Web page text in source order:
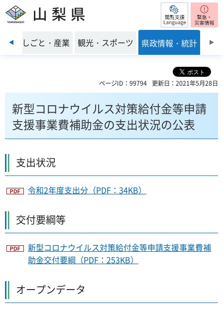
山梨県 閲覧支援
前のスライドを表示
境 しごと・産業 観光・スポーツ 県政情報・統計
ページID：99794 更新日：2021年5月28日
新型コロナウイルス対策給付金等申請
支援事業費補助金の支出状況の公表
支出状況
令和2年度支出分（PDF：34KB）
交付要綱等
新型コロナウイルス対策給付金等申請支援事業費補
助金交付要綱（PDF：253KB）
オープンデータ